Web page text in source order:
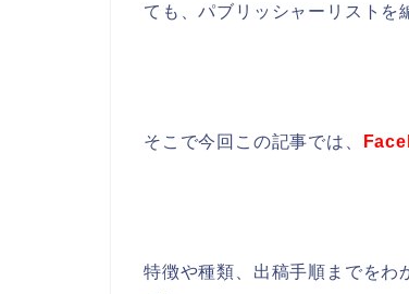
ても、パブリッシャーリストを
そこで今回この記事では、
特徴や種類、出稿手順までをわ